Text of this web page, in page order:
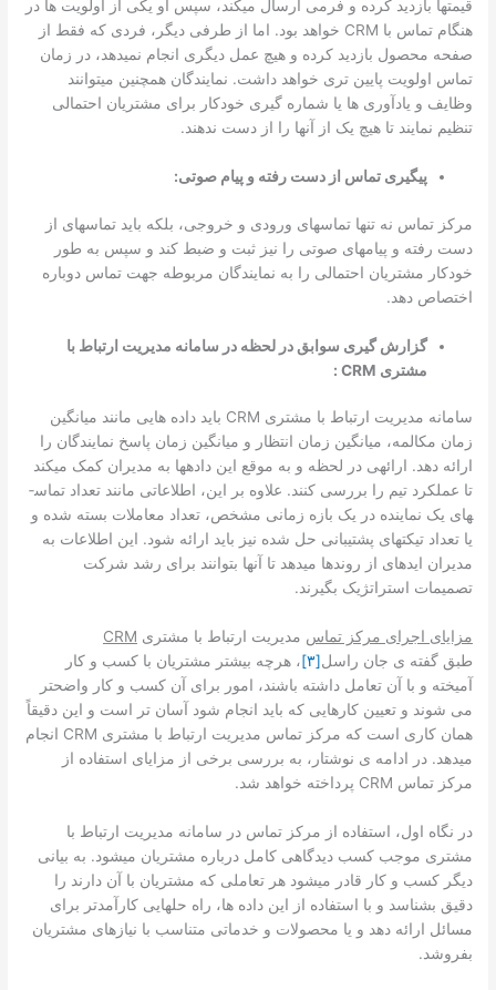
قیمت­ها بازدید کرده و فرمی ارسال می­کند، سپس او یکی از اولویت ­ها در
هنگام تماس با CRM خواهد بود. اما از طرفی دیگر، فردی که فقط از
صفحه محصول بازدید کرده و هیچ عمل دیگری انجام نمی­دهد، در زمان
تماس اولویت پایین ­تری خواهد داشت. نمایندگان همچنین می­توانند
وظایف و یادآوری ­ها یا شماره­ گیری خودکار برای مشتریان احتمالی
تنظیم نمایند تا هیچ یک از آن­ها را از دست ندهند.
پیگیری تماس از دست رفته و پیام صوتی:
مرکز تماس نه تنها تماس­های ورودی و خروجی، بلکه باید تماس­های از
دست رفته و پیام­های صوتی را نیز ثبت و ضبط کند و سپس به طور
خودکار مشتریان احتمالی را به نمایندگان مربوطه جهت تماس دوباره
اختصاص دهد.
گزارش­ گیری سوابق در لحظه در سامانه­ مدیریت ارتباط با
مشتری CRM :
سامانه­ مدیریت ارتباط با مشتری CRM باید داده­ هایی مانند میانگین
زمان مکالمه، میانگین زمان انتظار و میانگین زمان پاسخ نمایندگان را
ارائه دهد. ارائه­ی در لحظه و به موقع این داده­ها به مدیران کمک می­کند
تا عملکرد تیم را بررسی کنند. علاوه بر این، اطلاعاتی مانند تعداد تماس­
های یک نماینده در یک بازه زمانی مشخص، تعداد معاملات بسته شده و
یا تعداد تیکت­های پشتیبانی حل شده نیز باید ارائه شود. این اطلاعات به
مدیران ایده­ای از روندها می­دهد تا آن­ها بتوانند برای رشد شرکت
تصمیمات استراتژیک بگیرند.
مزایای اجرای مرکز تماس مدیریت ارتباط با مشتری CRM
طبق گفته­­­­ ی جان راسل[۳]
، هرچه بیشتر مشتریان با کسب و کار
آمیخته و با آن تعامل داشته باشند، امور برای آن کسب و کار واضح­تر
می­ شوند و تعیین کارهایی که باید انجام شود آسان ­تر است و این دقیقاً
همان کاری است که مرکز تماس مدیریت ارتباط با مشتری CRM انجام
می­دهد. در ادامه­ ی نوشتار، به بررسی برخی از مزایای استفاده از
مرکز تماس CRM پرداخته خواهد شد.
در نگاه اول، استفاده از مرکز تماس در سامانه مدیریت ارتباط با
مشتری موجب کسب دیدگاهی کامل درباره مشتریان می­شود. به بیانی
دیگر کسب و کار قادر می­شود­ هر تعاملی که مشتریان با آن­ دارند را
دقیق بشناسد و با استفاده از این داده ­ها، راه ­حل­هایی کارآمدتر برای
مسائل ارائه دهد و یا محصولات و خدماتی متناسب با نیازهای مشتریان
بفروشد.